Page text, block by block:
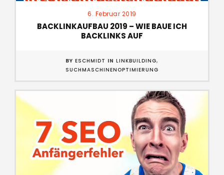
6. Februar 2019
BACKLINKAUFBAU 2019 – WIE BAUE ICH
BACKLINKS AUF
BY ESCHMIDT IN LINKBUILDING,
SUCHMASCHINENOPTIMIERUNG